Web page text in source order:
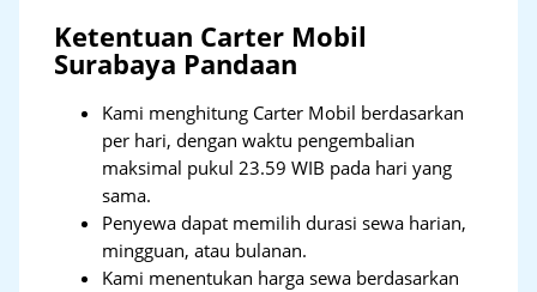
Ketentuan Carter Mobil
Surabaya Pandaan
Kami menghitung Carter Mobil berdasarkan
per hari, dengan waktu pengembalian
maksimal pukul 23.59 WIB pada hari yang
sama.
Penyewa dapat memilih durasi sewa harian,
mingguan, atau bulanan.
Kami menentukan harga sewa berdasarkan